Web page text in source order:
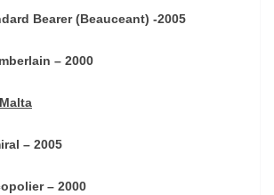
Bearer (Beauceant) -2005
– 2000
– 2005
– 2000